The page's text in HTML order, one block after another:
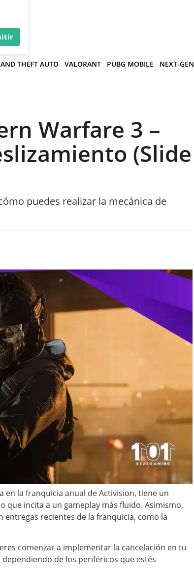
THEFT AUTO VALORANT PUBG MOBILE NEXT-GEN
Warfare 3 –
(Slide
puedes realizar la mecánica de
en la franquicia anual de Activision, tiene un
que incita a un gameplay más fluido. Asimismo,
entregas recientes de la franquicia, como la
comenzar a implementar la cancelación en tu
de los periféricos que estés